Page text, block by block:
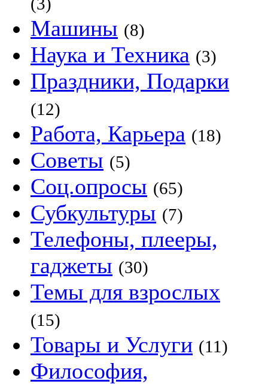
Машины (8)
Наука и Техника (3)
Праздники, Подарки
(12)
Работа, Карьера (18)
Советы (5)
Соц.опросы (65)
Субкультуры (7)
Телефоны, плееры,
гаджеты (30)
Темы для взрослых
(15)
Товары и Услуги (11)
Философия,